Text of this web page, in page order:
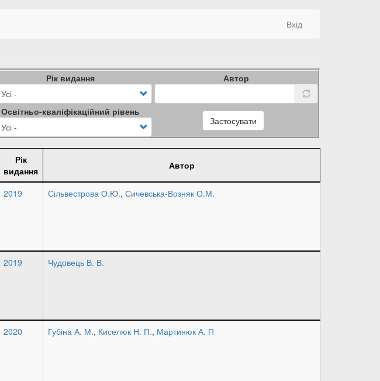
Вхід
Рік видання Автор
Освітньо-кваліфікаційний рівень
Застосувати
Рік
видання
Автор
2019 Сільвестрова О.Ю., Сичевська-Возняк О.М.
2019 Чудовець В. В.
2020 Губіна А. М., Киселюк Н. П., Мартинюк А. П